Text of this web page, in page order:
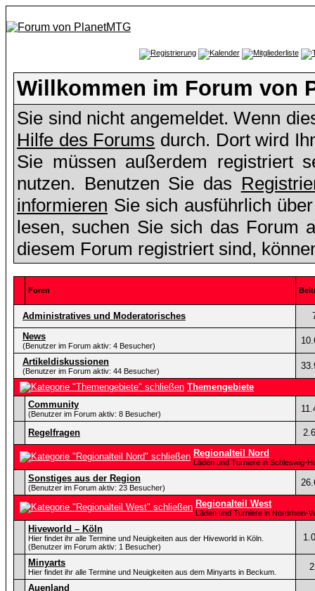
Willkommen im Forum von
Sie sind nicht angemeldet. Wenn
Hilfe des Forums durch. Dort wird
Sie müssen außerdem registriert
nutzen. Benutzen Sie das
informieren Sie sich ausführlich
lesen, suchen Sie sich das Forum
diesem Forum registriert sind,
Foren
Administratives und Moderatorisches
News
(Benutzer im Forum aktiv: 4 Besucher)
Artikeldiskussionen
(Benutzer im Forum aktiv: 44 Besucher)
Themengebiete
Community
(Benutzer im Forum aktiv: 8 Besucher)
Regelfragen
Regionalteil Nord
Läden und Turniere in Schleswig-
Sonstiges aus der Region
(Benutzer im Forum aktiv: 23 Besucher)
Regionalteil West
Läden und Turniere in Nordrhein-
Hiveworld – Köln
Hier findet ihr alle Termine und Neuigkeiten aus der Hiveworld in Köln.
(Benutzer im Forum aktiv: 1 Besucher)
Minyarts
Hier findet ihr alle Termine und Neuigkeiten aus dem Minyarts in Beckum.
Auenland